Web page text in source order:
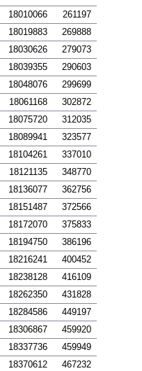
18010066 261197
18019883 269888
18030626 279073
18039355 290603
18048076 299699
18061168 302872
18075720 312035
18089941 323577
18104261 337010
18121135 348770
18136077 362756
18151487 372566
18172070 375833
18194750 386196
18216241 400452
18238128 416109
18262350 431828
18284586 449197
18306867 459920
18337736 459949
18370612 467232